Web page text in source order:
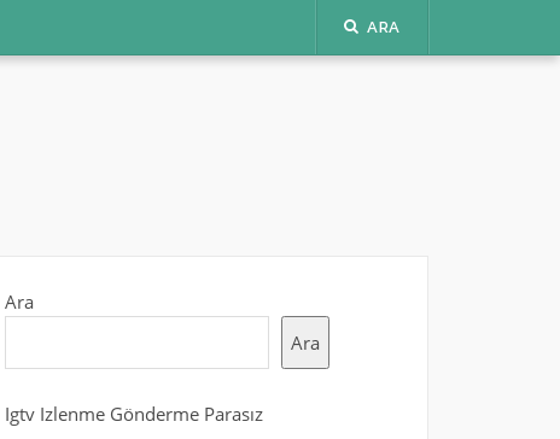
ARA
Ara
Ara
Igtv Izlenme Gönderme Parasız